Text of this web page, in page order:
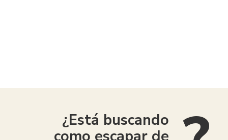
¿Está buscando